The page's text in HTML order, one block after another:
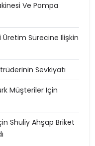
Ve Pompa
Sürecine Ilişkin
Sevkiyatı
Müşteriler Için
Shuliy Ahşap Briket